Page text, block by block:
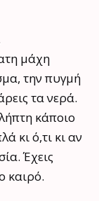
μάχη
την πυγμή
τα νερά.
κάποιο
κι ό,τι κι αν
Έχεις
καιρό.